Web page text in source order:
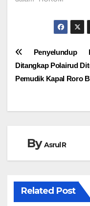
Navigasi
pos
Penyelundup
Ditangkap Polairud
Pemudik Kapal Roro
ByAsrul R
Related Post